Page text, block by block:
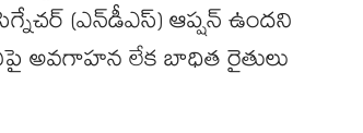
(ఎన్‌‌డీఎస్) ఆప్షన్ ఉందని
అవగాహన లేక బాధిత రైతులు